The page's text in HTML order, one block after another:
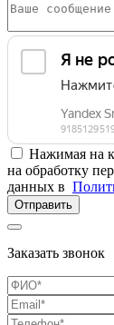
Нажимая на
на обработку
данных в
Отправить
Заказать звонок